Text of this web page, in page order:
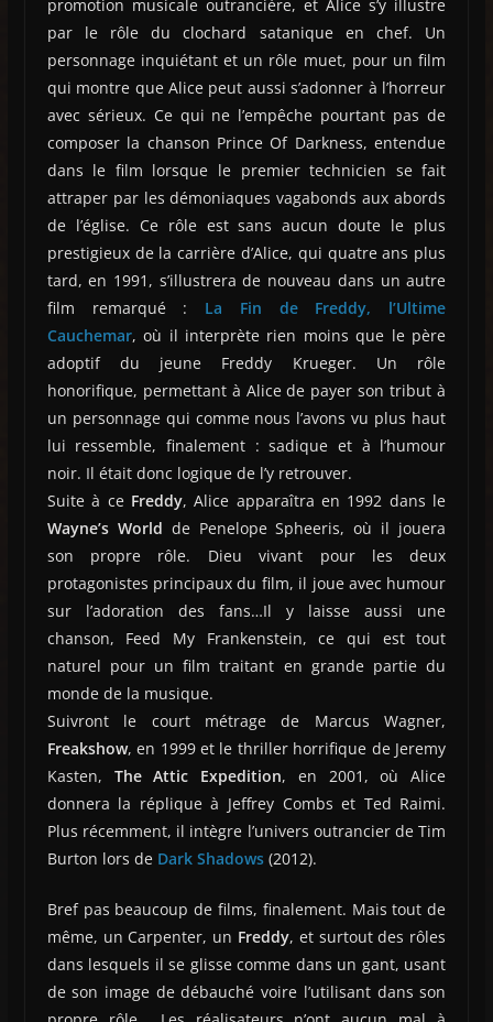
promotion musicale outrancière, et Alice s’y illustre
par le rôle du clochard satanique en chef. Un
personnage inquiétant et un rôle muet, pour un film
qui montre que Alice peut aussi s’adonner à l’horreur
avec sérieux. Ce qui ne l’empêche pourtant pas de
composer la chanson Prince Of Darkness, entendue
dans le film lorsque le premier technicien se fait
attraper par les démoniaques vagabonds aux abords
de l’église. Ce rôle est sans aucun doute le plus
prestigieux de la carrière d’Alice, qui quatre ans plus
tard, en 1991, s’illustrera de nouveau dans un autre
film remarqué : La Fin de Freddy, l’Ultime
Cauchemar, où il interprète rien moins que le père
adoptif du jeune Freddy Krueger. Un rôle
honorifique, permettant à Alice de payer son tribut à
un personnage qui comme nous l’avons vu plus haut
lui ressemble, finalement : sadique et à l’humour
noir. Il était donc logique de l’y retrouver.
Suite à ce Freddy, Alice apparaîtra en 1992 dans le
Wayne’s World de Penelope Spheeris, où il jouera
son propre rôle. Dieu vivant pour les deux
protagonistes principaux du film, il joue avec humour
sur l’adoration des fans…Il y laisse aussi une
chanson, Feed My Frankenstein, ce qui est tout
naturel pour un film traitant en grande partie du
monde de la musique.
Suivront le court métrage de Marcus Wagner,
Freakshow, en 1999 et le thriller horrifique de Jeremy
Kasten, The Attic Expedition, en 2001, où Alice
donnera la réplique à Jeffrey Combs et Ted Raimi.
Plus récemment, il intègre l’univers outrancier de Tim
Burton lors de Dark Shadows(2012).
Bref pas beaucoup de films, finalement. Mais tout de
même, un Carpenter, un Freddy, et surtout des rôles
dans lesquels il se glisse comme dans un gant, usant
de son image de débauché voire l’utilisant dans son